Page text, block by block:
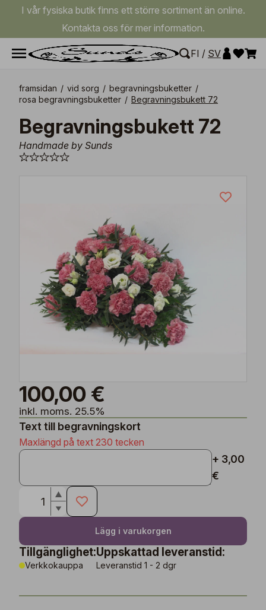
I vår fysiska butik finns ett större sortiment än online.
Kontakta oss för mer information.
FI / SV
framsidan / vid sorg / begravningsbuketter /
rosa begravningsbuketter / Begravningsbukett 72
Begravningsbukett 72
Handmade by Sunds
100,00 €
inkl. moms. 25.5%
Text till begravningskort
Maxlängd på text 230 tecken
+ 3,00
€
Lägg i varukorgen
Tillgänglighet:
Verkkokauppa
Uppskattad leveranstid:
Leveranstid 1 - 2 dgr